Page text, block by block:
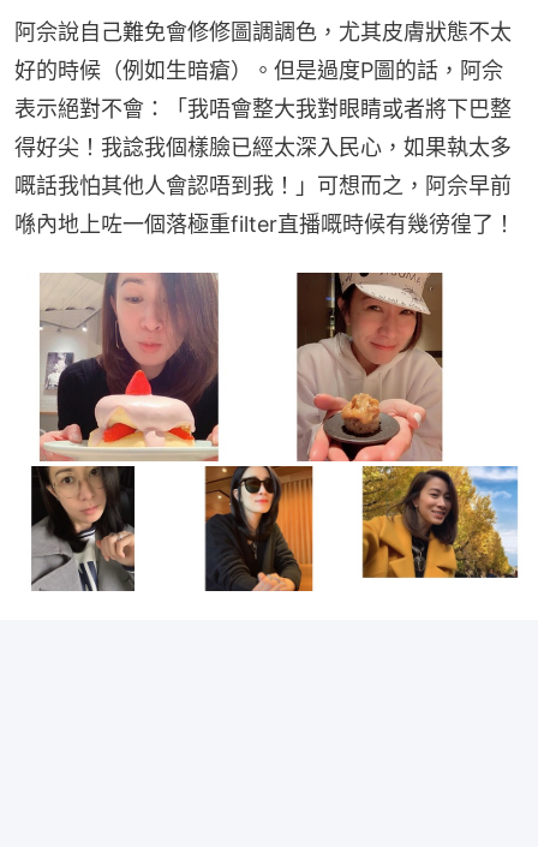
阿佘說自己難免會修修圖調調色，尤其皮膚狀態不太
好的時候（例如生暗瘡）。但是過度P圖的話，阿佘
表示絕對不會：「我唔會整大我對眼睛或者將下巴整
得好尖！我諗我個樣臉已經太深入民心，如果執太多
嘅話我怕其他人會認唔到我！」可想而之，阿佘早前
喺內地上咗一個落極重filter直播嘅時候有幾徬徨了！